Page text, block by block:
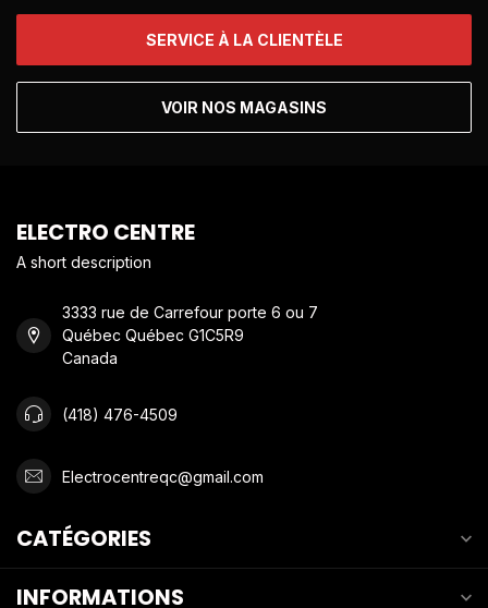
SERVICE À LA CLIENTÈLE
VOIR NOS MAGASINS
ELECTRO CENTRE
A short description
3333 rue de Carrefour porte 6 ou 7
Québec Québec G1C5R9
Canada
(418) 476-4509
Electrocentreqc@gmail.com
CATÉGORIES
INFORMATIONS